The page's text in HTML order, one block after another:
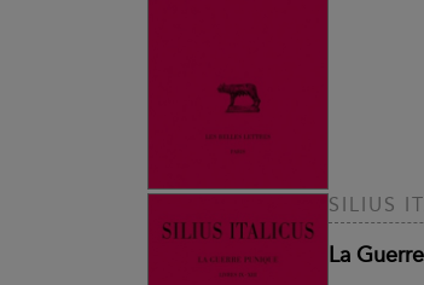
SILIUS
La